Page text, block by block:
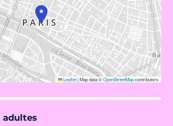
Leaflet|Map data ©OpenStreetMapcontributors
adultes